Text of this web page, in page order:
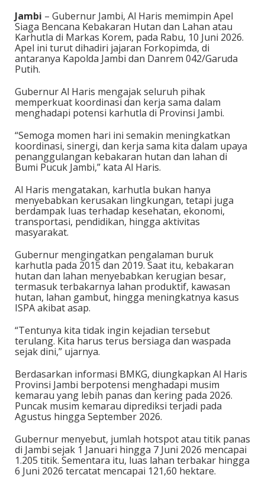
Jambi – Gubernur Jambi, Al Haris memimpin Apel
Siaga Bencana Kebakaran Hutan dan Lahan atau
Karhutla di Markas Korem, pada Rabu, 10 Juni 2026.
Apel ini turut dihadiri jajaran Forkopimda, di
antaranya Kapolda Jambi dan Danrem 042/Garuda
Putih.
Gubernur Al Haris mengajak seluruh pihak
memperkuat koordinasi dan kerja sama dalam
menghadapi potensi karhutla di Provinsi Jambi.
“Semoga momen hari ini semakin meningkatkan
koordinasi, sinergi, dan kerja sama kita dalam upaya
penanggulangan kebakaran hutan dan lahan di
Bumi Pucuk Jambi,” kata Al Haris.
Al Haris mengatakan, karhutla bukan hanya
menyebabkan kerusakan lingkungan, tetapi juga
berdampak luas terhadap kesehatan, ekonomi,
transportasi, pendidikan, hingga aktivitas
masyarakat.
Gubernur mengingatkan pengalaman buruk
karhutla pada 2015 dan 2019. Saat itu, kebakaran
hutan dan lahan menyebabkan kerugian besar,
termasuk terbakarnya lahan produktif, kawasan
hutan, lahan gambut, hingga meningkatnya kasus
ISPA akibat asap.
“Tentunya kita tidak ingin kejadian tersebut
terulang. Kita harus terus bersiaga dan waspada
sejak dini,” ujarnya.
Berdasarkan informasi BMKG, diungkapkan Al Haris
Provinsi Jambi berpotensi menghadapi musim
kemarau yang lebih panas dan kering pada 2026.
Puncak musim kemarau diprediksi terjadi pada
Agustus hingga September 2026.
Gubernur menyebut, jumlah hotspot atau titik panas
di Jambi sejak 1 Januari hingga 7 Juni 2026 mencapai
1.205 titik. Sementara itu, luas lahan terbakar hingga
6 Juni 2026 tercatat mencapai 121,60 hektare.